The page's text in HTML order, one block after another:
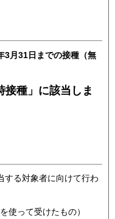
3月31日までの接種（無
種」に該当しま
する対象者に向けて行わ
使って受けたもの）